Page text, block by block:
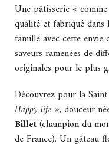
Une pâtisserie «
qualité et fabriqué
famille avec cette envie
saveurs ramenées de
originales pour le plus
Découvrez pour la
Happy life », douceur
Billet(champion du
de France). Un gâteau